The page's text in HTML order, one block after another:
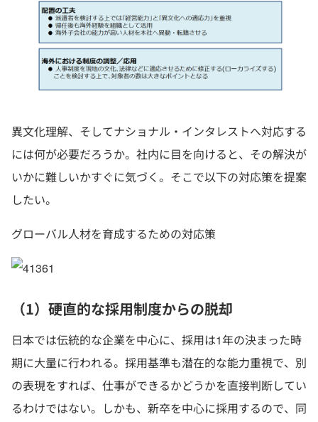
異文化理解、そしてナショナル・インタレストへ対応する
には何が必要だろうか。社内に目を向けると、その解決が
いかに難しいかすぐに気づく。そこで以下の対応策を提案
したい。
グローバル人材を育成するための対応策
（1）硬直的な採用制度からの脱却
日本では伝統的な企業を中心に、採用は1年の決まった時
期に大量に行われる。採用基準も潜在的な能力重視で、別
の表現をすれば、仕事ができるかどうかを直接判断してい
るわけではない。しかも、新卒を中心に採用するので、同